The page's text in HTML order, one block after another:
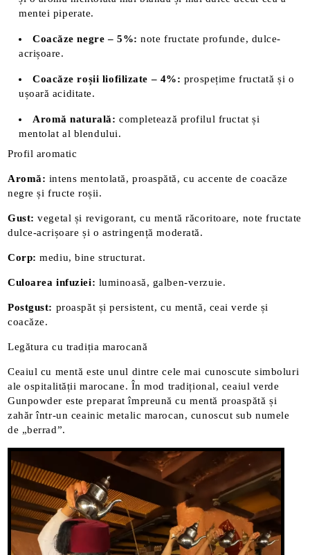
mentei piperate.
Coacăze negre – 5%: note fructate profunde, dulce-
acrișoare.
Coacăze roșii liofilizate – 4%: prospețime fructată și o
ușoară aciditate.
Aromă naturală: completează profilul fructat și
mentolat al blendului.
Profil aromatic
Aromă: intens mentolată, proaspătă, cu accente de coacăze
negre și fructe roșii.
Gust: vegetal și revigorant, cu mentă răcoritoare, note fructate
dulce-acrișoare și o astringență moderată.
Corp: mediu, bine structurat.
Culoarea infuziei: luminoasă, galben-verzuie.
Postgust: proaspăt și persistent, cu mentă, ceai verde și
coacăze.
Legătura cu tradiția marocană
Ceaiul cu mentă este unul dintre cele mai cunoscute simboluri
ale ospitalității marocane. În mod tradițional, ceaiul verde
Gunpowder este preparat împreună cu mentă proaspătă și
zahăr într-un ceainic metalic marocan, cunoscut sub numele
de „berrad”.